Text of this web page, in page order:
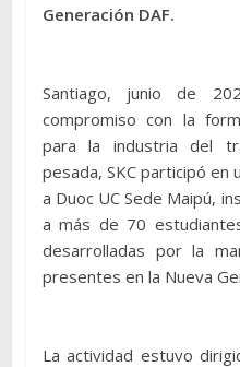
Generación DAF.
Santiago, junio de
compromiso con la
para la industria del
pesada, SKC participó en
a Duoc UC Sede Maipú,
a más de 70
desarrolladas por la
presentes en la Nueva
La actividad estuvo